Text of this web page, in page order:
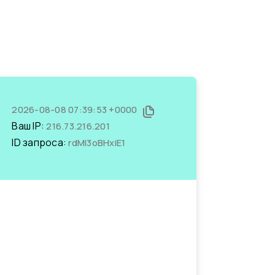
2026-08-08 07:39:53 +0000
Ваш IP:216.73.216.201
ID запроса:rdMl3oBHxiE1